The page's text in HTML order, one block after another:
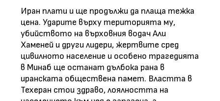
Иран плати и ще продължи да плаща тежка
цена. Ударите върху територията му,
убийството на върховния водач Али
Хаменей и други лидери, жертвите сред
цивилното население и особено трагедията
в Минаб ще останат дълбока рана в
иранската обществена памет. Властта в
Техеран стои здраво, лоялността на